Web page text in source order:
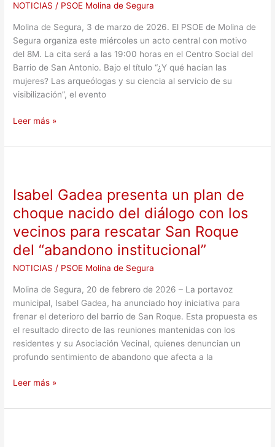
NOTICIAS / PSOE Molina de Segura
Molina de Segura, 3 de marzo de 2026. El PSOE de Molina de
Segura organiza este miércoles un acto central con motivo
del 8M. La cita será a las 19:00 horas en el Centro Social del
Barrio de San Antonio. Bajo el título “¿Y qué hacían las
mujeres? Las arqueólogas y su ciencia al servicio de su
visibilización”, el evento
EN
LA
CIENCIA
FRENTE
A
LA
INVISIBILIZACIÓN
GOBIERNO
Leer más »
Isabel Gadea presenta un plan de
choque nacido del diálogo con los
vecinos para rescatar San Roque
del “abandono institucional”
NOTICIAS / PSOE Molina de Segura
Molina de Segura, 20 de febrero de 2026 – La portavoz
municipal, Isabel Gadea, ha anunciado hoy iniciativa para
frenar el deterioro del barrio de San Roque. Esta propuesta es
el resultado directo de las reuniones mantenidas con los
residentes y su Asociación Vecinal, quienes denuncian un
profundo sentimiento de abandono que afecta a la
presenta
un
plan
de
choque
del
diálogo
con
los
vecinos
para
rescatar
Roque
“abandono
Leer más »